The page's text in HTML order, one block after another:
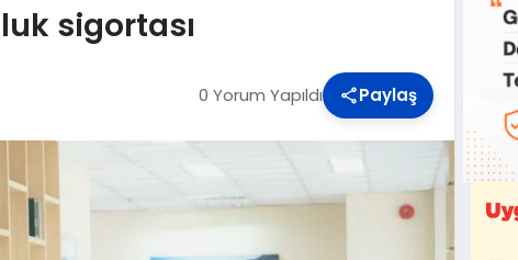
sigortası
0 Yorum Yapıldı Paylaş